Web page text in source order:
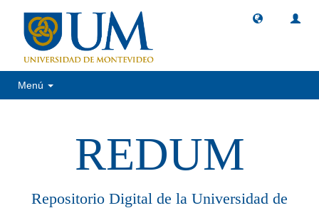
Menú
REDUM
Repositorio Digital de la Universidad de